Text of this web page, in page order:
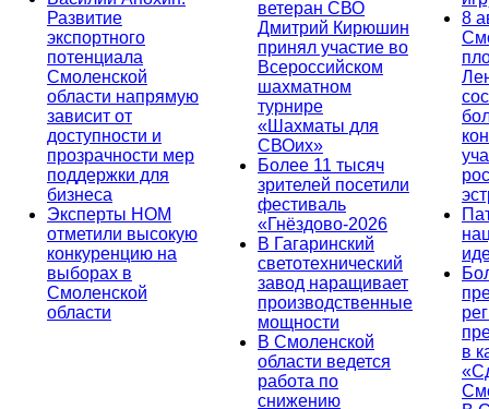
Развитие
экспортного
потенциала
Смоленской
области напрямую
зависит от
доступности и
прозрачности мер
поддержки для
бизнеса
Эксперты НОМ
отметили высокую
конкуренцию на
выборах в
Смоленской
области
ветеран СВО
Дмитрий Кирюшин
принял участие во
Всероссийском
шахматном
турнире
«Шахматы для
СВОих»
Более 11 тысяч
зрителей посетили
фестиваль
«Гнёздово-2026
В Гагаринский
светотехнический
завод наращивает
производственные
мощности
В Смоленской
области ведется
работа по
снижению
8
в